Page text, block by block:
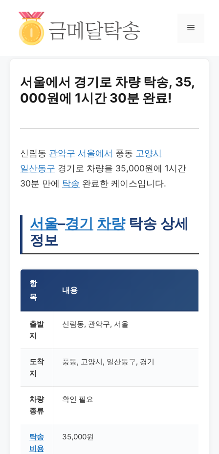
서울에서 경기로 차량 탁송, 35,
000원에 1시간 30분 완료!
신림동 관악구 서울에서 풍동 고양시
일산동구 경기로 차량을 35,000원에 1시간
30분 만에 탁송 완료한 케이스입니다.
서울–경기 차량탁송 상세
정보
항
목
내용
출발
지
신림동, 관악구, 서울
도착
지
풍동, 고양시, 일산동구, 경기
차량
종류
확인 필요
탁송
비용
35,000원